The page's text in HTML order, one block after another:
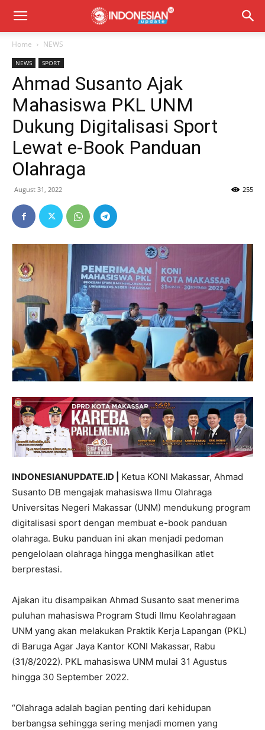
Home NEWS
NEWS SPORT
Ahmad Susanto Ajak
Mahasiswa PKL UNM
Dukung Digitalisasi Sport
Lewat e-Book Panduan
Olahraga
August 31, 2022 255
INDONESIANUPDATE.ID | Ketua KONI Makassar, Ahmad
Susanto DB mengajak mahasiswa Ilmu Olahraga
Universitas Negeri Makassar (UNM) mendukung program
digitalisasi sport dengan membuat e-book panduan
olahraga. Buku panduan ini akan menjadi pedoman
pengelolaan olahraga hingga menghasilkan atlet
berprestasi.
Ajakan itu disampaikan Ahmad Susanto saat menerima
puluhan mahasiswa Program Studi Ilmu Keolahragaan
UNM yang akan melakukan Praktik Kerja Lapangan (PKL)
di Baruga Agar Jaya Kantor KONI Makassar, Rabu
(31/8/2022). PKL mahasiswa UNM mulai 31 Agustus
hingga 30 September 2022.
“Olahraga adalah bagian penting dari kehidupan
berbangsa sehingga sering menjadi momen yang